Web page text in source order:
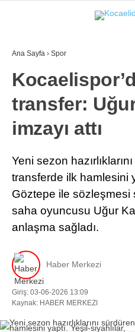
SPOR
MAGAZIN
Ana Sayfa › Spor
transfer: Uğur
imzayı attı
Yeni sezon
transferde ilk hamlesini
Göztepe ile sözleşmesi
saha oyuncusu Uğur
anlaşma sağladı.
Haber Merkezi
Giriş: 03-06-2026 13:09
Kaynak: HABER MERKEZI